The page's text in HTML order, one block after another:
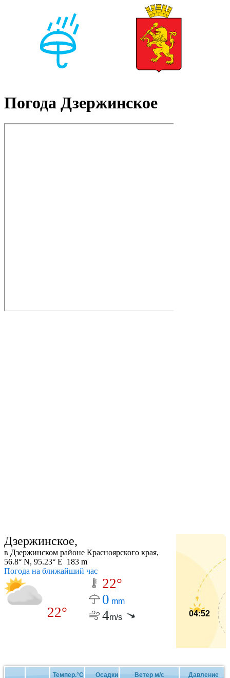
Погода Дзержинское
Дзержинское,
в Дзержинском районе Красноярского края,
56.8° N, 95.23° E 183 m
Погода на ближайший час
22°
22°
0 mm
4m/s 04:52
Темпер.°C Осадки Ветер м/с Давление